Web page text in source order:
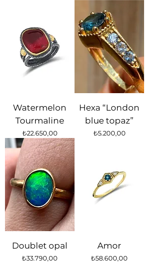
Watermelon
Tourmaline
Fiyat
₺22.650,00
Hexa “London
blue topaz”
Fiyat
₺5.200,00
Doublet opal
Fiyat
₺33.790,00
Amor
Fiyat
₺58.600,00